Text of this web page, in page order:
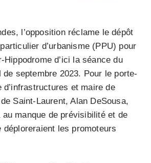
l’opposition réclame le dépôt
d’urbanisme (PPU) pour
Hippodrome d’ici la séance du
septembre 2023. Pour le porte-
d’infrastructures et maire de
de Saint-Laurent, Alan DeSousa,
manque de prévisibilité et de
déploreraient les promoteurs